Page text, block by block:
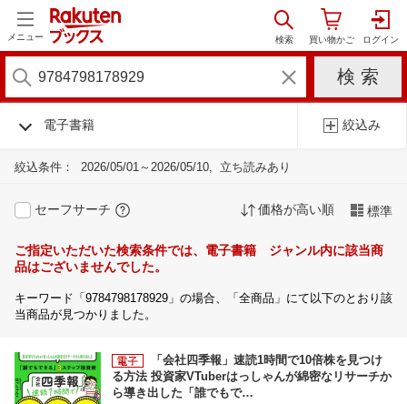
メニュー
電子書籍 絞込み
絞込条件： 2026/05/01～2026/05/10 立ち読みあり
セーフサーチ 価格が高い順 標準
ご指定いただいた検索条件では、電子書籍 ジャンル内に該当商
品はございませんでした。
キーワード「9784798178929」の場合、「全商品」にて以下のとおり該
当商品が見つかりました。
「会社四季報」速読1時間で10倍株を見つけ
る方法 投資家VTuberはっしゃんが綿密なリサーチか
ら導き出した「誰でもで…